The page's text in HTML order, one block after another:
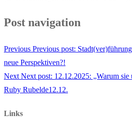
Post navigation
Previous Previous post:
neue Perspektiven?!
Next Next post: 12.12.2025: „Warum sie
Ruby Rubelde12.12.
Links